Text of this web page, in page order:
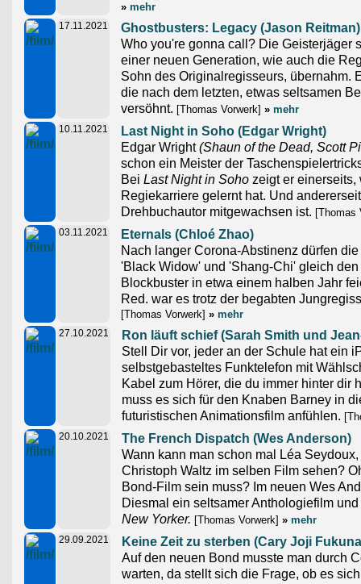
» mehr
17.11.2021
Ghostbusters: Legacy (Jason Reitman)
Who you're gonna call? Die Geisterjäger
einer neuen Generation, wie auch die
Sohn des Originalregisseurs, übernahm.
die nach dem letzten, etwas seltsamen
versöhnt. [Thomas Vorwerk] » mehr
10.11.2021
Last Night in Soho (Edgar Wright)
Edgar Wright(Shaun of the Dead, Scott
schon ein Meister der
Bei Last Night in Soho zeigt er
Regiekarriere gelernt hat. Und
Drehbuchautor mitgewachsen ist. [Thomas
03.11.2021
Eternals (Chloé Zhao)
Nach langer Corona-Abstinenz dürfen
'Black Widow' und 'Shang-Chi' gleich
Blockbuster in etwa einem halben Jahr
Red. war es trotz der begabten
[Thomas Vorwerk] » mehr
27.10.2021
Ron läuft schief (Sarah Smith und
Stell Dir vor, jeder an der Schule hat ein
selbstgebasteltes Funktelefon mit
Kabel zum Hörer, die du immer hinter dir
muss es sich für den Knaben Barney in
futuristischen Animationsfilm anfühlen.
20.10.2021
The French Dispatch (Wes Anderson)
Wann kann man schon mal Léa
Christoph Waltz im selben Film sehen?
Bond-Film sein muss? Im neuen Wes
Diesmal ein seltsamer Anthologiefilm
New Yorker. [Thomas Vorwerk] » mehr
29.09.2021
Keine Zeit zu sterben (Cary Joji
Auf den neuen Bond musste man durch
warten, da stellt sich die Frage, ob es